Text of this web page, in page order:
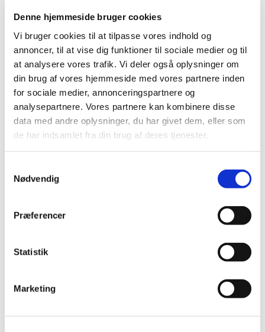
Denne hjemmeside bruger cookies
Vi bruger cookies til at tilpasse vores indhold og
annoncer, til at vise dig funktioner til sociale medier og til
at analysere vores trafik. Vi deler også oplysninger om
din brug af vores hjemmeside med vores partnere inden
for sociale medier, annonceringspartnere og
analysepartnere. Vores partnere kan kombinere disse
data med andre oplysninger, du har givet dem, eller som
de har indsamlet fra din brug af deres tjenester.
Nødvendig
Præferencer
Statistik
Marketing
C03, C07, C08 og C09
|30. januar 2008|
Medicintilskudsnævnet har på Lægemiddelstyrelsens
foranledning revurderet tilskudsstatus for lægemidler,…
Revurdering af tilskudsstatus for ATC-gruppe A
- fordøjelsesorganer og stofskifte
|19. oktober 2007|
Lægemiddelstyrelsen vil nu påbegynde revurdering af
ATC-gruppe A, fordøjelsesorganer og stofskifte, som…
Ny tilskudsstatus for lipidsænkende
2007
lipidsænkende lægemidler. Ændringen omfatter alle
Revurdering af tilskudsstatus for lægemidler i
|19. januar 2007|